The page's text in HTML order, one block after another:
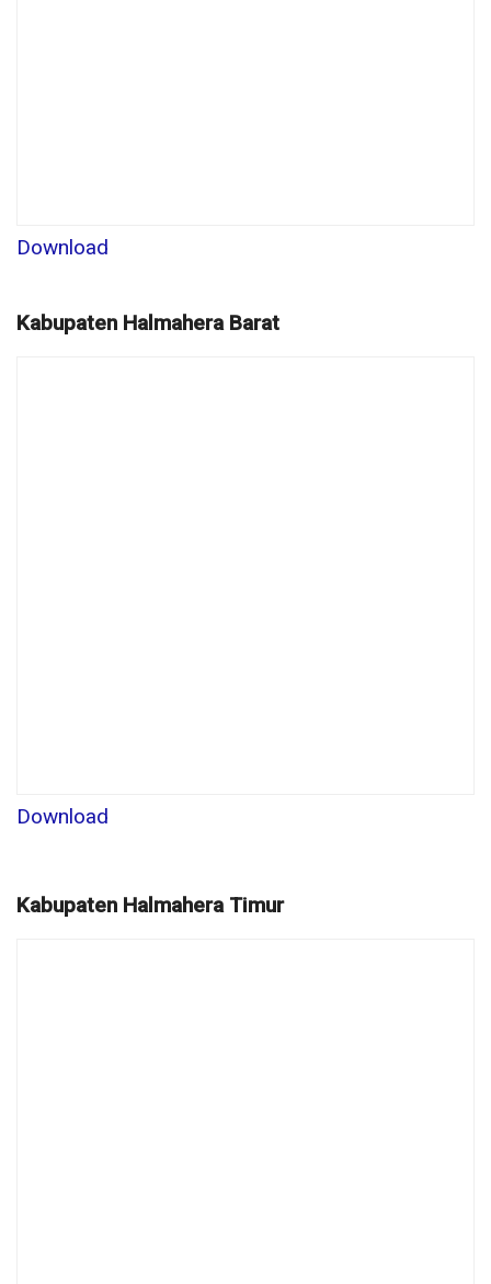
Download
Kabupaten Halmahera Barat
Download
Kabupaten Halmahera Timur